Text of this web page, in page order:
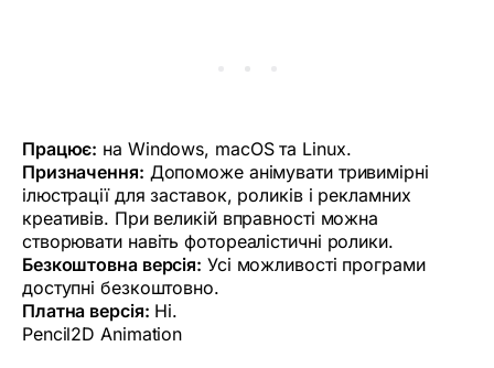
Працює: на Windows, macOS та Linux.
Призначення: Допоможе анімувати тривимірні
ілюстрації для заставок, роликів і рекламних
креативів. При великій вправності можна
створювати навіть фотореалістичні ролики.
Безкоштовна версія: Усі можливості програми
доступні безкоштовно.
Платна версія: Ні.
Pencil2D Animation